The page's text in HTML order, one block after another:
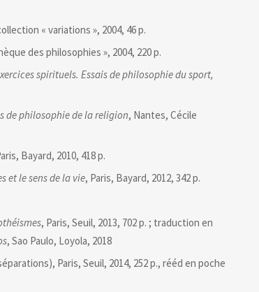
« variations », 2004, 46 p.
des philosophies », 2004, 220 p.
spirituels. Essais de philosophie du sport,
de philosophie de la religion, Nantes, Cécile
Bayard, 2010, 418 p.
et le sens de la vie, Paris, Bayard, 2012, 342 p.
, Paris, Seuil, 2013, 702 p. ; traduction en
, Sao Paulo, Loyola, 2018
Paris, Seuil, 2014, 252 p., rééd en poche